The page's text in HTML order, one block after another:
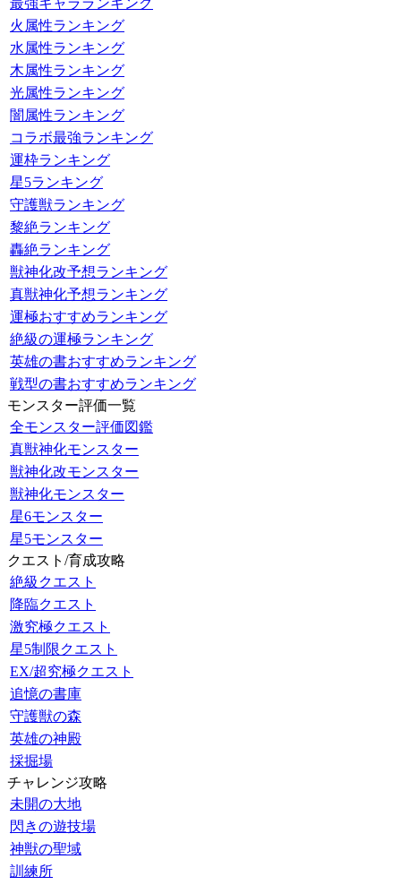
最強キャラランキング
火属性ランキング
水属性ランキング
木属性ランキング
光属性ランキング
闇属性ランキング
コラボ最強ランキング
運枠ランキング
星5ランキング
守護獣ランキング
黎絶ランキング
轟絶ランキング
獣神化改予想ランキング
真獣神化予想ランキング
運極おすすめランキング
絶級の運極ランキング
英雄の書おすすめランキング
戦型の書おすすめランキング
モンスター評価一覧
全モンスター評価図鑑
真獣神化モンスター
獣神化改モンスター
獣神化モンスター
星6モンスター
星5モンスター
クエスト/育成攻略
絶級クエスト
降臨クエスト
激究極クエスト
星5制限クエスト
EX/超究極クエスト
追憶の書庫
守護獣の森
英雄の神殿
採掘場
チャレンジ攻略
未開の大地
閃きの遊技場
神獣の聖域
訓練所